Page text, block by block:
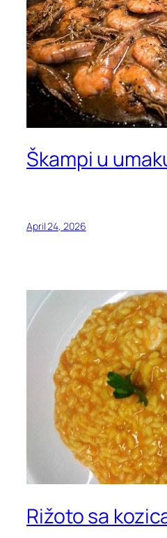
Škampi u
April 24, 2026
Rižoto sa